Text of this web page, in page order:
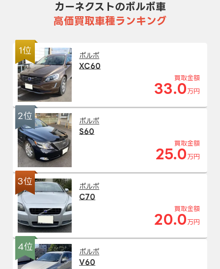
カーネクストのボルボ車
高価買取車種ランキング
1位
ボルボ
XC60
買取金額
33.0 万円
2位
ボルボ
S60
買取金額
25.0 万円
3位
ボルボ
C70
買取金額
20.0 万円
4位
ボルボ
V60